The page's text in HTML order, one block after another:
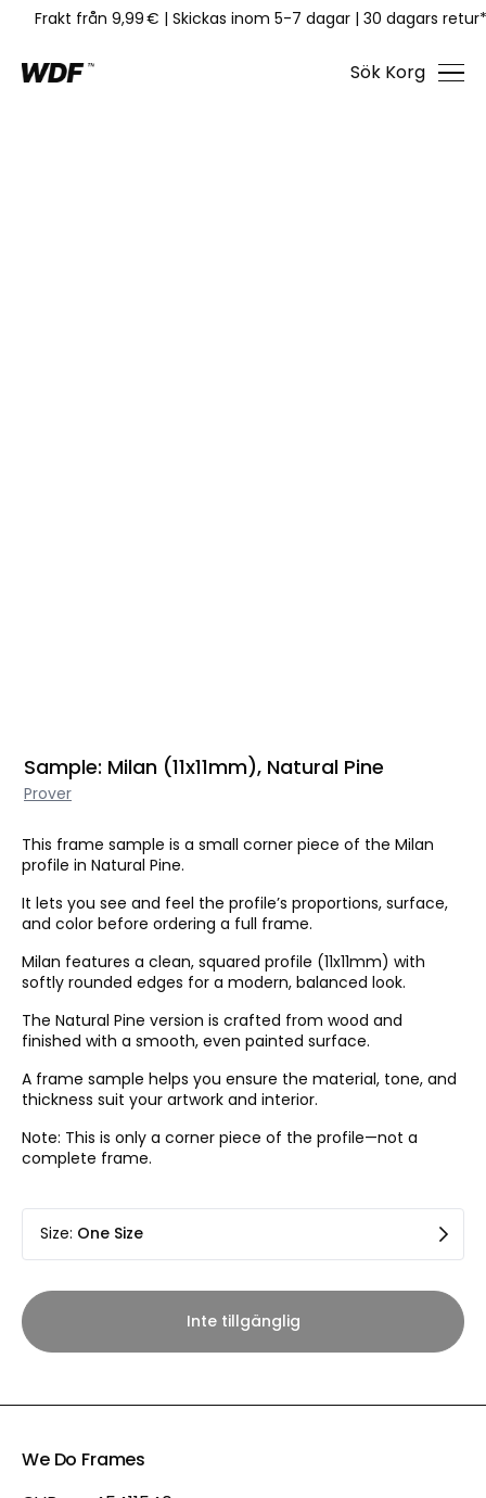
Frakt från 9,99 € | Skickas inom 5-7 dagar | 30 dagars retur*
Sök Korg
Sample: Milan (11x11mm), Natural Pine
Prover
This frame sample is a small corner piece of the Milan
profile in Natural Pine.
It lets you see and feel the profile’s proportions, surface,
and color before ordering a full frame.
Milan features a clean, squared profile (11x11mm) with
softly rounded edges for a modern, balanced look.
The Natural Pine version is crafted from wood and
finished with a smooth, even painted surface.
A frame sample helps you ensure the material, tone, and
thickness suit your artwork and interior.
Note: This is only a corner piece of the profile—not a
complete frame.
Size: One Size
Inte tillgänglig
We Do Frames